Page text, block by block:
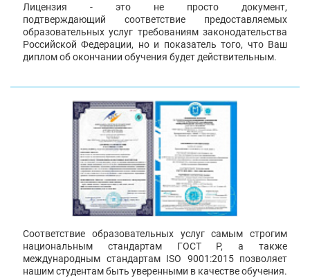
Лицензия - это не просто документ,
подтверждающий соответствие предоставляемых
образовательных услуг требованиям законодательства
Российской Федерации, но и показатель того, что Ваш
диплом об окончании обучения будет действительным.
Соответствие образовательных услуг самым строгим
национальным стандартам ГОСТ Р, а также
международным стандартам ISO 9001:2015 позволяет
нашим студентам быть уверенными в качестве обучения.